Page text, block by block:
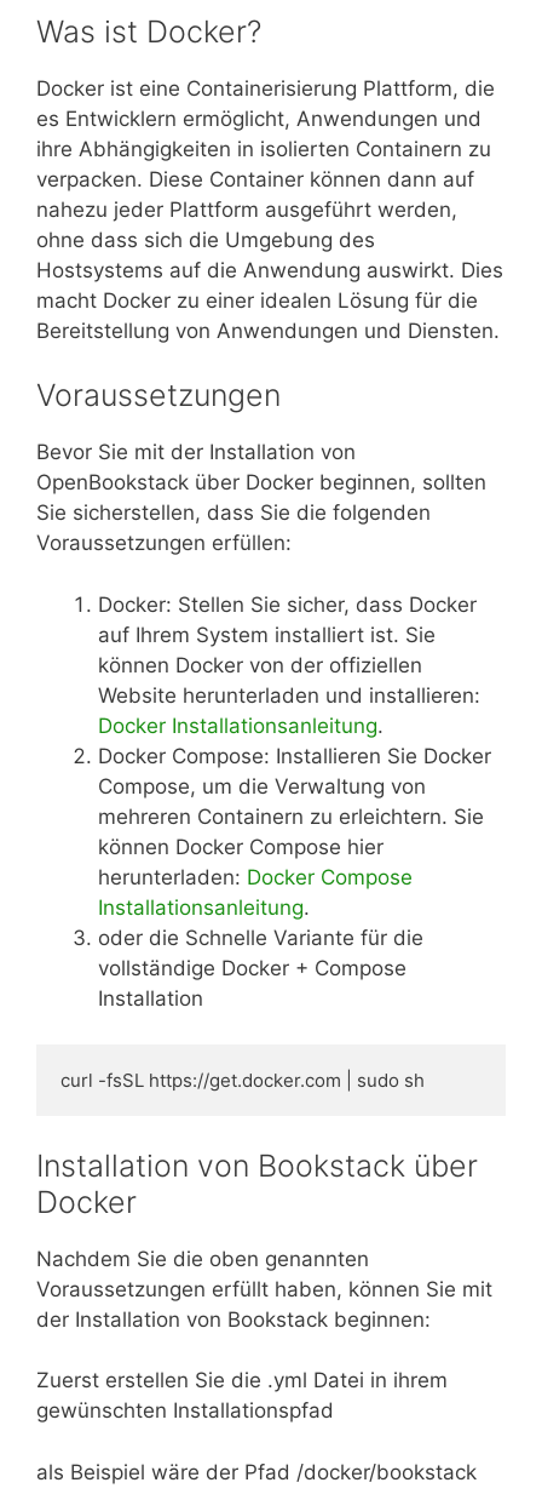
Was ist Docker?
Docker ist eine Containerisierung Plattform, die
es Entwicklern ermöglicht, Anwendungen und
ihre Abhängigkeiten in isolierten Containern zu
verpacken. Diese Container können dann auf
nahezu jeder Plattform ausgeführt werden,
ohne dass sich die Umgebung des
Hostsystems auf die Anwendung auswirkt. Dies
macht Docker zu einer idealen Lösung für die
Bereitstellung von Anwendungen und Diensten.
Voraussetzungen
Bevor Sie mit der Installation von
OpenBookstack über Docker beginnen, sollten
Sie sicherstellen, dass Sie die folgenden
Voraussetzungen erfüllen:
Docker: Stellen Sie sicher, dass Docker
auf Ihrem System installiert ist. Sie
können Docker von der offiziellen
Website herunterladen und installieren:
Docker Installationsanleitung.
Docker Compose: Installieren Sie Docker
Compose, um die Verwaltung von
mehreren Containern zu erleichtern. Sie
können Docker Compose hier
herunterladen: Docker Compose
Installationsanleitung.
oder die Schnelle Variante für die
vollständige Docker + Compose
Installation
curl -fsSL https://get.docker.com | sudo sh
Installation von Bookstack über
Docker
Nachdem Sie die oben genannten
Voraussetzungen erfüllt haben, können Sie mit
der Installation von Bookstack beginnen:
Zuerst erstellen Sie die .yml Datei in ihrem
gewünschten Installationspfad
als Beispiel wäre der Pfad /docker/bookstack